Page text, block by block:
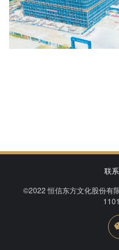
联
©2022恒信东方文化股份有